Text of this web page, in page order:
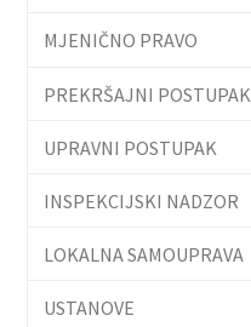
MJENIČNO PRAVO
PREKRŠAJNI POSTUPAK
UPRAVNI POSTUPAK
INSPEKCIJSKI NADZOR
LOKALNA SAMOUPRAVA
USTANOVE